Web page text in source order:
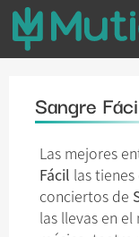
Sangre
Las mejores
Fácil las
conciertos de
las llevas en